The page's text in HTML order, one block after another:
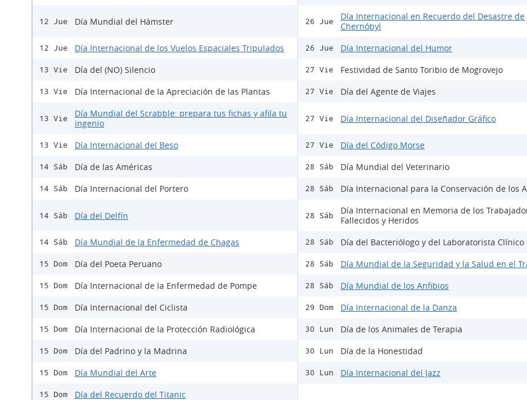
12 Jue Día Mundial del Hámster
12 Jue Día Internacional de los Vuelos Espaciales Tripulados
13 Vie Día del (NO) Silencio
13 Vie Día Internacional de la Apreciación de las Plantas
13 Vie
Día Mundial del Scrabble: prepara tus fichas y afila tu
ingenio
13 Vie Día Internacional del Beso
14 Sáb Día de las Américas
14 Sáb Día Internacional del Portero
14 Sáb Día del Delfín
14 Sáb Día Mundial de la Enfermedad de Chagas
15 Dom Día del Poeta Peruano
15 Dom Día Internacional de la Enfermedad de Pompe
15 Dom Día Internacional del Ciclista
15 Dom Día Internacional de la Protección Radiológica
15 Dom Día del Padrino y la Madrina
15 Dom Día Mundial del Arte
15 Dom Día del Recuerdo del Titanic
26 Jue
Día Internacional en Recuerdo del Desastre de
Chernóbyl
26 Jue Día Internacional del Humor
27 Vie Festividad de Santo Toribio de Mogrovejo
27 Vie Día del Agente de Viajes
27 Vie Día Internacional del Diseñador Gráfico
27 Vie Día del Código Morse
28 Sáb Día Mundial del Veterinario
28 Sáb Día Internacional para la Conservación de los
28 Sáb
Día Internacional en Memoria de los
Fallecidos y Heridos
28 Sáb Día del Bacteriólogo y del Laboratorista Clínico
28 Sáb Día Mundial de la Seguridad y la Salud en el
28 Sáb Día Mundial de los Anfibios
29 Dom Día Internacional de la Danza
30 Lun Día de los Animales de Terapia
30 Lun Día de la Honestidad
30 Lun Día Internacional del Jazz